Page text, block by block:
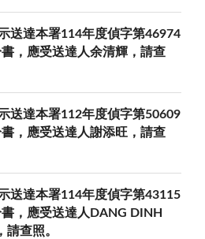
送達本署114年度偵字第46974
，應受送達人余清輝，請查
送達本署112年度偵字第50609
，應受送達人謝添旺，請查
送達本署114年度偵字第43115
，應受送達人DANG DINH
請查照。